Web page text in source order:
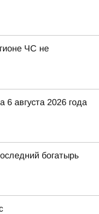
ЧС не
6 августа 2026 года
богатырь